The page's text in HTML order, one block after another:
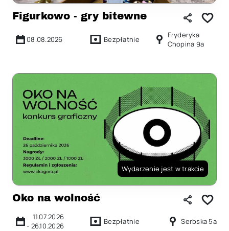
Figurkowo - gry bitewne
08.08.2026 Bezpłatnie
Fryderyka
Chopina 9a
Wydarzenie jest w trakcie
Oko na wolność
11.07.2026
- 26.10.2026 Bezpłatnie Serbska 5a